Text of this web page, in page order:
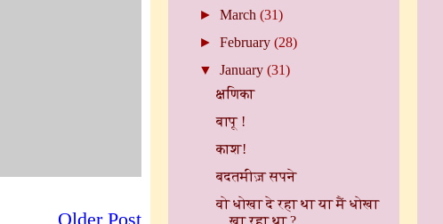
Older Post
► March (31)
► February (28)
▼ January (31)
क्षणिका
बापू !
काश!
बदतमीज़ सपने
वो धोखा दे रहा था या मैं धोखा
खा रहा था ?